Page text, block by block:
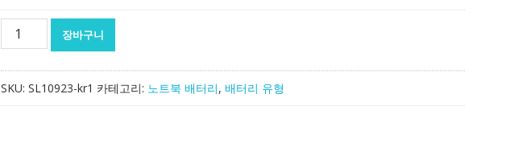
터
장바구니
SKU: SL10923-kr1 카테고리: 노트북 배터리, 배터리 유형